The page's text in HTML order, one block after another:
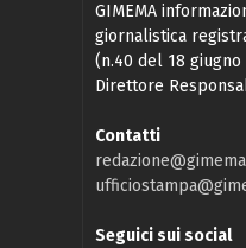
GIMEMA
giornalistica
(n.40 del 18 giugno
Direttore
Contatti
Seguici sui social